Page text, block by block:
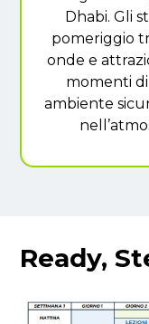
Dhabi. Gli
pomeriggio
onde e
momenti
ambiente
Ready,